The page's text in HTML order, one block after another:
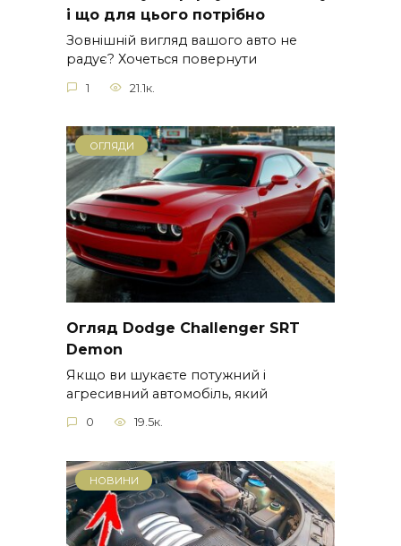
і що для цього потрібно
Зовнішній вигляд вашого авто не
радує? Хочеться повернути
1 21.1к.
ОГЛЯДИ
Огляд Dodge Challenger SRT
Demon
Якщо ви шукаєте потужний і
агресивний автомобіль, який
0 19.5к.
НОВИНИ